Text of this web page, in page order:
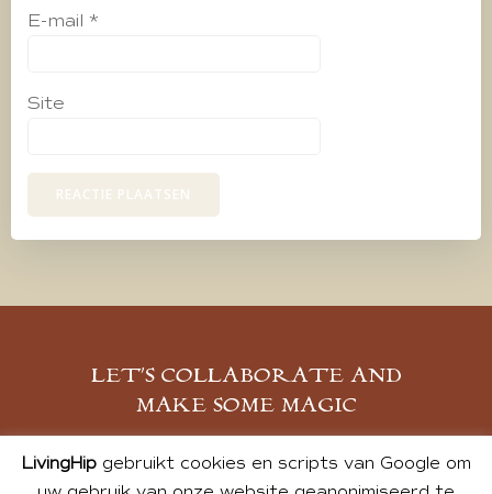
E-mail *
Site
LET’S COLLABORATE AND
MAKE SOME MAGIC
MELD JE AAN
LivingHipgebruikt cookies en scripts van Google om